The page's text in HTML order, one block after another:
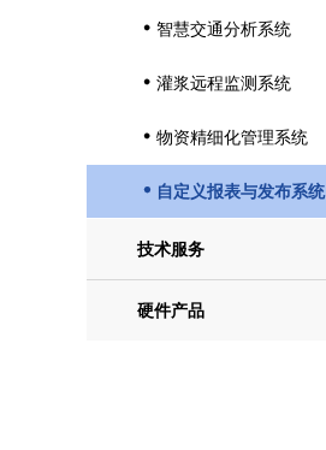
 智慧交通分析系统
 灌浆远程监测系统
 物资精细化管理系统
 自定义报表与发布系统
技术服务
硬件产品